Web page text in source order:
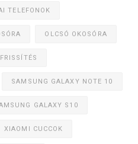
TELEFONOK
OLCSÓ OKOSÓRA
SAMSUNG GALAXY NOTE 10
GALAXY S10
XIAOMI CUCCOK